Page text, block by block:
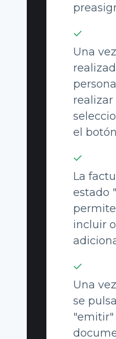
Una
realizar
el
La
estado
incluir
Una
se
"emitir"